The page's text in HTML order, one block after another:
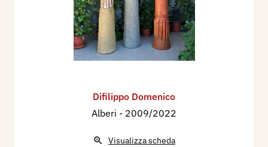
Difilippo Domenico
Alberi - 2009/2022
Visualizza scheda